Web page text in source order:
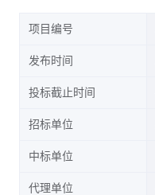
项目编号
发布时间
投标截止时间
招标单位
中标单位
代理单位